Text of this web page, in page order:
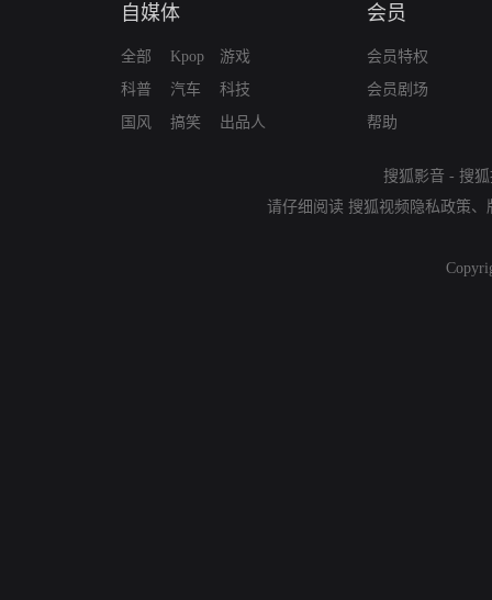
自媒体
全部
科普
国风
Kpop
汽车
搞笑
游戏
科技
出品人
会员
会员特权
会员剧场
帮助
搜狐影音 - 搜
请仔细阅读 搜狐视频隐私政策、